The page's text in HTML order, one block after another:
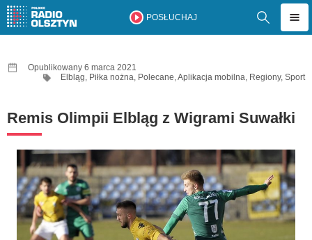
POSŁUCHAJ
Opublikowany 6 marca 2021
Elbląg, Piłka nożna, Polecane,Aplikacja mobilna, Regiony, Sport
Remis Olimpii Elbląg z Wigrami Suwałki